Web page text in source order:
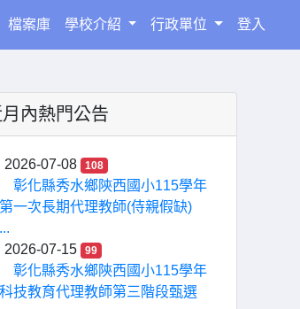
檔案庫 學校介紹 行政單位 登入
內熱門公告
2026-07-08 108
彰化縣秀水鄉陝西國小115學年
一次長期代理教師(侍親假缺)
2026-07-15
99
彰化縣秀水鄉陝西國小115學年
技教育代理教師第三階段甄選